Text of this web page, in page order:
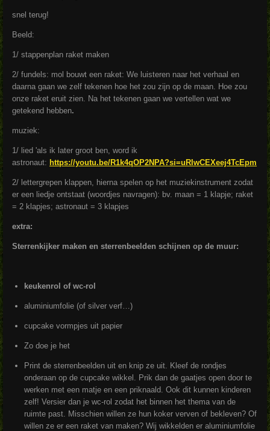
snel terug!
Beeld:
1/ stappenplan raket maken
2/ fundels: mol bouwt een raket: We luisteren naar het verhaal en
daarna gaan we zelf tekenen hoe het zou zijn op de maan. Hoe zou
onze raket eruit zien. Na het tekenen gaan we vertellen wat we
getekend hebben.
muziek:
1/ lied 'als ik later groot ben, word ik
astronaut: https://youtu.be/R1k4qOP2NPA?si=uRIwCEXeej4TcEpm
2/ lettergrepen klappen, hierna spelen op het muziekinstrument zodat
er een liedje ontstaat (woordjes navragen): bv. maan = 1 klapje; raket
= 2 klapjes; astronaut = 3 klapjes
extra:
Sterrenkijker maken en sterrenbeelden schijnen op de muur:
keukenrol of wc-rol
aluminiumfolie (of silver verf…)
cupcake vormpjes uit papier
Zo doe je het
Print de sterrenbeelden uit en knip ze uit. Kleef de rondjes
onderaan op de cupcake wikkel. Prik dan de gaatjes open door te
werken met een matje en een priknaald. Ook dit kunnen kinderen
zelf! Versier dan je wc-rol zodat het binnen het thema van de
ruimte past. Misschien willen ze hun koker verven of bekleven? Of
willen ze er een raket van maken? Wij wikkelden er aluminiumfolie